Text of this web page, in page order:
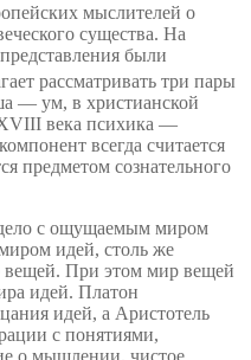
мыслителей о
существа. На
были
рассматривать три пары
— ум, в христианской
века психика —
всегда считается
предметом сознательного
с ощущаемым миром
идей, столь же
При этом мир вещей
идей. Платон
идей, а Аристотель
с понятиями,